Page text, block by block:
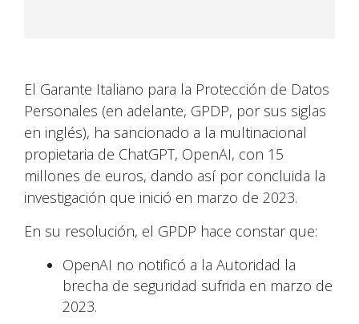
El Garante Italiano para la Protección de Datos
Personales (en adelante, GPDP, por sus siglas
en inglés), ha sancionado a la multinacional
propietaria de ChatGPT, OpenAI, con 15
millones de euros, dando así por concluida la
investigación que inició en marzo de 2023.
En su resolución, el GPDP hace constar que:
OpenAI no notificó a la Autoridad la
brecha de seguridad sufrida en marzo de
2023.